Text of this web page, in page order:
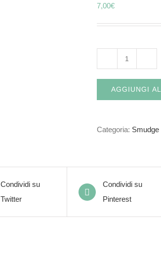
7,00€
artemisia
AGGIUNGI
Categoria: Smudge
Condividi su
Twitter
Condividi su
Pinterest